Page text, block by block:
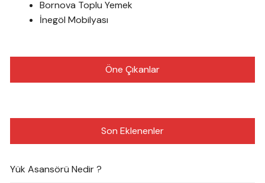
Bornova Toplu Yemek
İnegöl Mobilyası
Öne Çıkanlar
Son Eklenenler
Yük Asansörü Nedir ?